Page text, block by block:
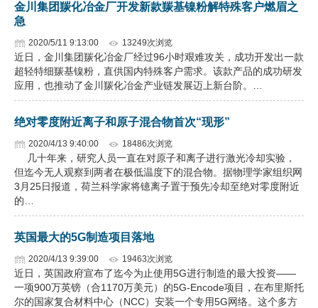
金川集团羰化冶金厂开发新款羰基镍粉解特殊客户燃眉之
急
2020/5/11 9:13:00 13249次浏览
近日，金川集团羰化冶金厂经过96小时艰难攻关，成功开发出一款
超轻特细羰基镍粉，直供国内特殊客户需求。该款产品的成功研发
应用，也推动了金川羰化冶金产业链发展迈上新台阶。…
绝对零度附近离子和原子混合物首次“现形”
2020/4/13 9:40:00 18486次浏览
几十年来，研究人员一直在对原子和离子进行激光冷却实验，
但迄今无人观察到两者在极低温度下的混合物。据物理学家组织网
3月25日报道，荷兰科学家将镱离子置于预先冷却至绝对零度附近
的…
英国最大的5G制造项目落地
2020/4/13 9:39:00 19463次浏览
近日，英国政府宣布了迄今为止使用5G进行制造的最大投资——
一项900万英镑（合1170万美元）的5G-Encode项目，在布里斯托
尔的国家复合材料中心（NCC）安装一个专用5G网络。这个多方